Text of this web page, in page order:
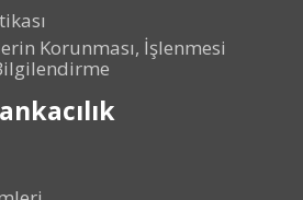
Korunması, İşlenmesi